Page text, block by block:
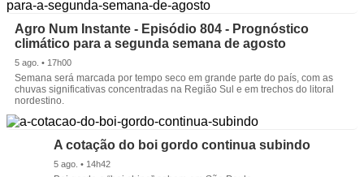
Agro Num Instante - Episódio 804 - Prognóstico
climático para a segunda semana de agosto
5 ago. • 17h00
Semana será marcada por tempo seco em grande parte do país, com as
chuvas significativas concentradas na Região Sul e em trechos do litoral
nordestino.
A cotação do boi gordo continua subindo
5 ago. • 14h42